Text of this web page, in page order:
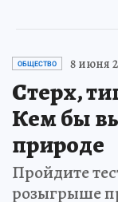
ОБЩЕСТВО 8 июня
Стерх,
Кем бы
природе
Пройдите
розыгрыше